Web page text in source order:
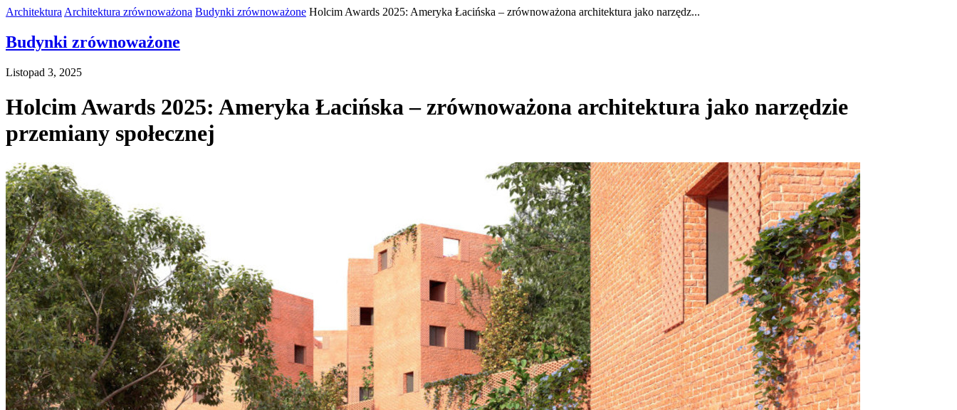
Architektura Architektura zrównoważona Budynki zrównoważone Holcim Awards 2025: Ameryka Łacińska – zrównoważona architektura jako narzędz...
Budynki zrównoważone
Listopad 3, 2025
Holcim Awards 2025: Ameryka Łacińska – zrównoważona architektura jako narzędzie
przemiany społecznej